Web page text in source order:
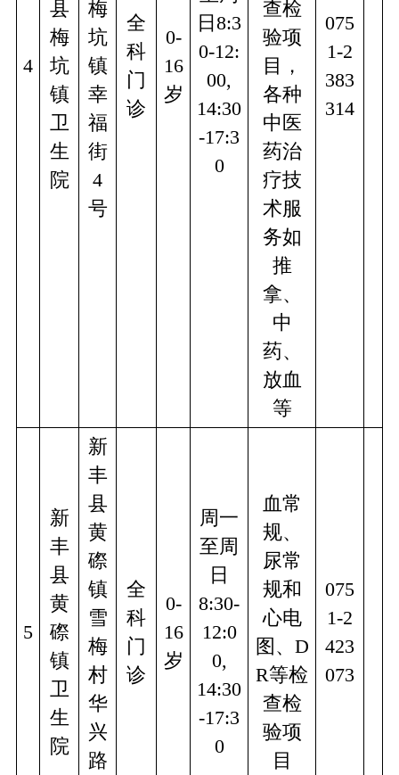
4
县
梅
坑
镇
卫
生
院
梅
坑
镇
幸
福
街
4
号
全
科
门
诊
0-
16
岁
日8:3
0-12:
00,
14:30
-17:3
0
查检
验项
目，
各种
中医
药治
疗技
术服
务如
推
拿、
中
药、
放血
等
075
1-2
383
314
5
新
丰
县
黄
磜
镇
卫
生
院
新
丰
县
黄
磜
镇
雪
梅
村
华
兴
路
全
科
门
诊
0-
16
岁
周一
至周
日
8:30-
12:0
0,
14:30
-17:3
0
血常
规、
尿常
规和
心电
图、D
R等检
查检
验项
目
075
1-2
423
073